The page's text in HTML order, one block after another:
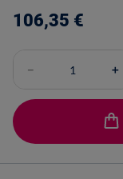
106,35 €
＋
－